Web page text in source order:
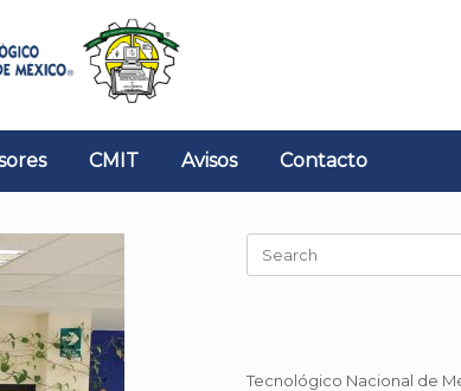
CMIT Avisos Contacto
for:
Tecnológico Nacional de